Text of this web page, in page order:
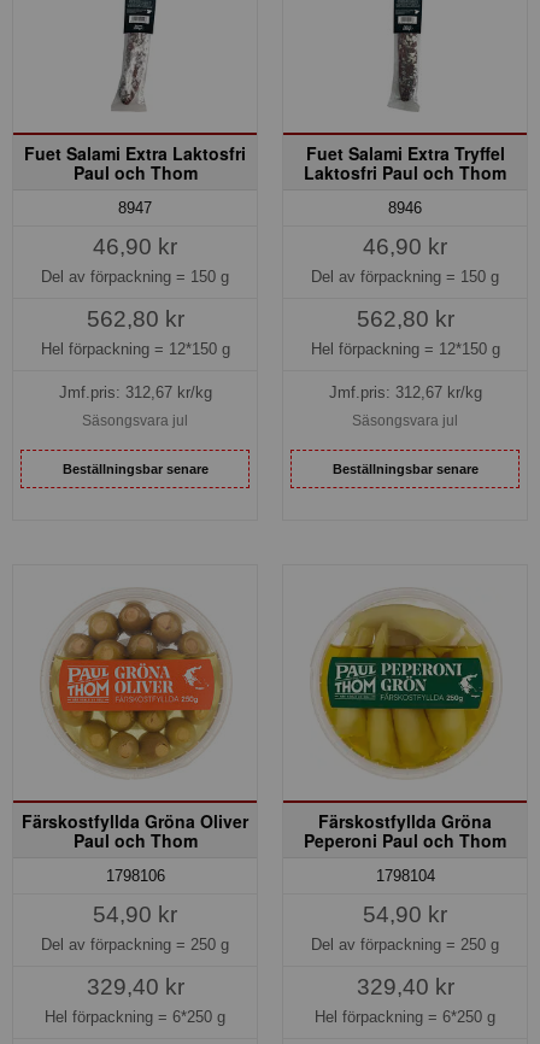
Fuet Salami Extra Laktosfri
Paul och Thom
8947
46,90 kr
Del av förpackning = 150 g
562,80 kr
Hel förpackning = 12*150 g
Jmf.pris: 312,67kr/kg
Säsongsvara jul
Beställningsbar senare
Fuet Salami Extra Tryffel
Laktosfri Paul och Thom
8946
46,90 kr
Del av förpackning = 150 g
562,80 kr
Hel förpackning = 12*150 g
Jmf.pris: 312,67kr/kg
Säsongsvara jul
Beställningsbar senare
Färskostfyllda Gröna Oliver
Paul och Thom
1798106
54,90 kr
Del av förpackning = 250 g
329,40 kr
Hel förpackning = 6*250 g
Färskostfyllda Gröna
Peperoni Paul och Thom
1798104
54,90 kr
Del av förpackning = 250 g
329,40 kr
Hel förpackning = 6*250 g